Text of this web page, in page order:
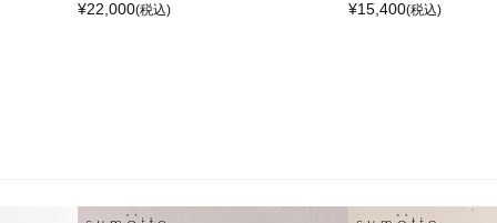
¥22,000(税込) ¥15,400(税込)